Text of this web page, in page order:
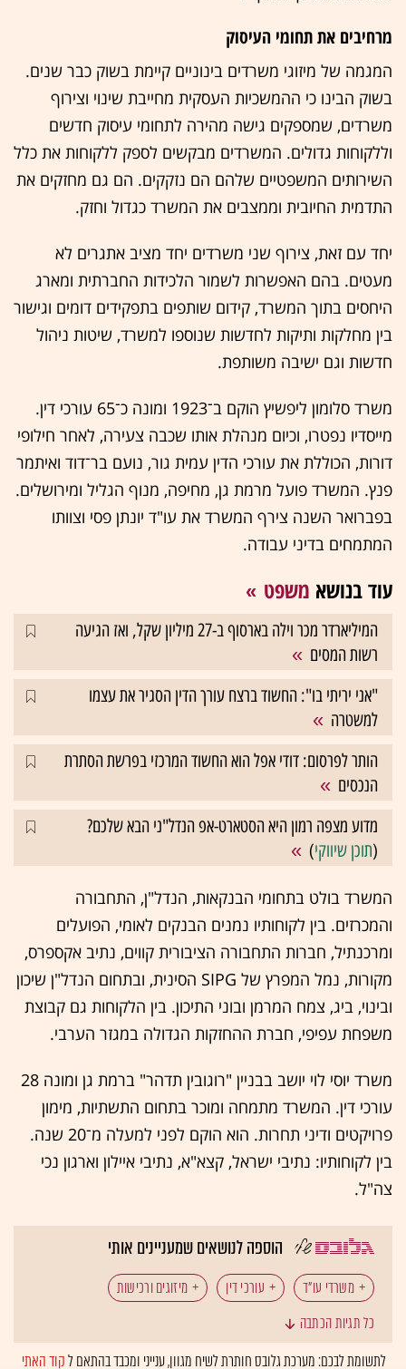
מרחיבים את תחומי העיסוק
המגמה של מיזוגי משרדים בינוניים קיימת בשוק כבר שנים.
בשוק הבינו כי ההמשכיות העסקית מחייבת שינוי וצירוף
משרדים, שמספקים גישה מהירה לתחומי עיסוק חדשים
וללקוחות גדולים. המשרדים מבקשים לספק ללקוחות את כלל
השירותים המשפטיים שלהם הם נזקקים. הם גם מחזקים את
התדמית החיובית וממצבים את המשרד כגדול וחזק.
יחד עם זאת, צירוף שני משרדים יחד מציב אתגרים לא
מעטים. בהם האפשרות לשמור הלכידות החברתית ומארג
היחסים בתוך המשרד, קידום שותפים בתפקידים דומים וגישור
בין מחלקות ותיקות לחדשות שנוספו למשרד, שיטות ניהול
חדשות וגם ישיבה משותפת.
משרד סלומון ליפשיץ הוקם ב־1923 ומונה כ־65 עורכי דין.
מייסדיו נפטרו, וכיום מנהלת אותו שכבה צעירה, לאחר חילופי
דורות, הכוללת את עורכי הדין עמית גור, נועם בר־דוד ואיתמר
פנץ. המשרד פועל מרמת גן, מחיפה, מנוף הגליל ומירושלים.
בפברואר השנה צירף המשרד את עו"ד יונתן פסי וצוותו
המתמחים בדיני עבודה.
עוד בנושא משפט
המיליארדר מכר וילה בארסוף ב-27 מיליון שקל, ואז הגיעה
רשות המסים
"אני יריתי בו": החשוד ברצח עורך הדין הסגיר את עצמו
למשטרה
הותר לפרסום: דודי אפל הוא החשוד המרכזי בפרשת הסתרת
הנכסים
מדוע מצפה רמון היא הסטארט-אפ הנדל"ני הבא שלכם?
(תוכן שיווקי)
המשרד בולט בתחומי הבנקאות, הנדל"ן, התחבורה
והמכרזים. בין לקוחותיו נמנים הבנקים לאומי, הפועלים
ומרכנתיל, חברות התחבורה הציבורית קווים, נתיב אקספרס,
מקורות, נמל המפרץ של SIPG הסינית, ובתחום הנדל"ן שיכון
ובינוי, ביג, צמח המרמן ובוני התיכון. בין הלקוחות גם קבוצת
משפחת עפיפי, חברת ההחזקות הגדולה במגזר הערבי.
משרד יוסי לוי יושב בבניין "רוגובין תדהר" ברמת גן ומונה 28
עורכי דין. המשרד מתמחה ומוכר בתחום התשתיות, מימון
פרויקטים ודיני תחרות. הוא הוקם לפני למעלה מ־20 שנה.
בין לקוחותיו: נתיבי ישראל, קצא"א, נתיבי איילון וארגון נכי
צה"ל.
הוספה לנושאים שמעניינים אותי
משרדי עו"ד עורכי דין מיזוגים ורכישות
כל תגיות הכתבה
לתשומת לבכם: מערכת גלובס חותרת לשיח מגוון, ענייני ומכבד בהתאם לקוד האתי